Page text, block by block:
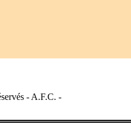
- A.F.C. -